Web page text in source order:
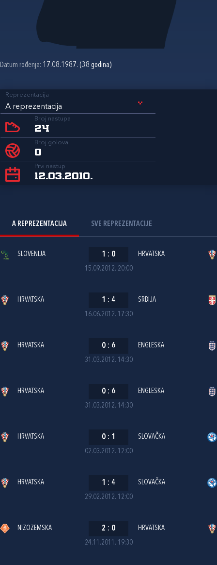
Datum rođenja: 17.08.1987. (38 godina)
Reprezentacija
A reprezentacija
Broj nastupa
24
Broj golova
0
Prvi nastup
12.03.2010.
A REPREZENTACIJA SVE REPREZENTACIJE
15.09.2012. 20:00
SLOVENIJA 1 : 0 HRVATSKA
16.06.2012. 17:30
HRVATSKA 1 : 4 SRBIJA
31.03.2012. 14:30
HRVATSKA 0 : 6 ENGLESKA
31.03.2012. 14:30
HRVATSKA 0 : 6 ENGLESKA
02.03.2012. 12:00
HRVATSKA 0 : 1 SLOVAČKA
29.02.2012. 12:00
HRVATSKA 1 : 4 SLOVAČKA
24.11.2011. 19:30
NIZOZEMSKA 2 : 0 HRVATSKA